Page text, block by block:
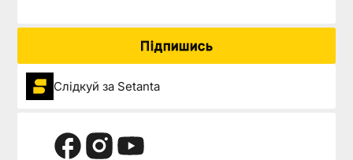
Підпишись
Слідкуй за Setanta